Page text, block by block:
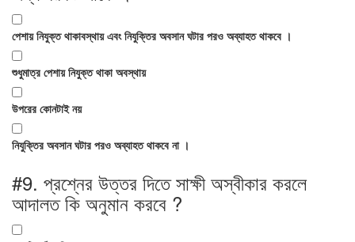
পেশায় নিযুক্ত থাকাবস্থায় এবং নিযুক্তির অবসান ঘটার পরও অব্যাহত থাকবে ।
শুধুমাত্র পেশায় নিযুক্ত থাকা অবস্থায়
উপরের কোনটাই নয়
নিযুক্তির অবসান ঘটার পরও অব্যাহত থাকবে না ।
#9. প্রশ্নের উত্তর দিতে সাক্ষী অস্বীকার করলে
আদালত কি অনুমান করবে ?